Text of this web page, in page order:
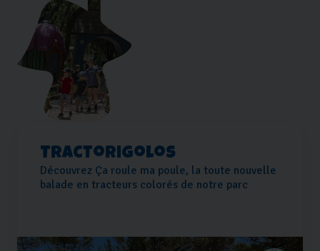
Tractorigolos
Découvrez Ça roule ma poule, la toute nouvelle
balade en tracteurs colorés de notre parc